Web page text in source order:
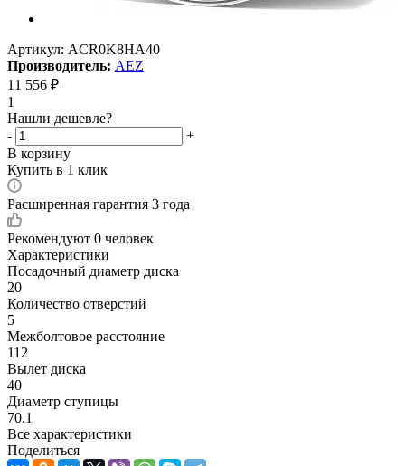
Артикул: ACR0K8HA40
Производитель: AEZ
11 556 ₽
1
Нашли дешевле?
-
+
В корзину
Купить в 1 клик
Расширенная гарантия 3 года
Рекомендуют 0 человек
Характеристики
Посадочный диаметр диска
20
Количество отверстий
5
Межболтовое расстояние
112
Вылет диска
40
Диаметр ступицы
70.1
Все характеристики
Поделиться